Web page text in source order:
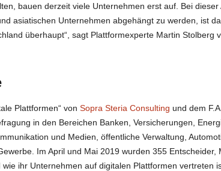
bauen derzeit viele Unternehmen erst auf. Bei dieser
asiatischen Unternehmen abgehängt zu werden, ist
überhaupt“, sagt Plattformexperte Martin Stolberg
Plattformen“ von Sopra Steria Consulting und dem
in den Bereichen Banken, Versicherungen,
und Medien, öffentliche Verwaltung,
Im April und Mai 2019 wurden 355 Entscheider,
ihr Unternehmen auf digitalen Plattformen vertreten